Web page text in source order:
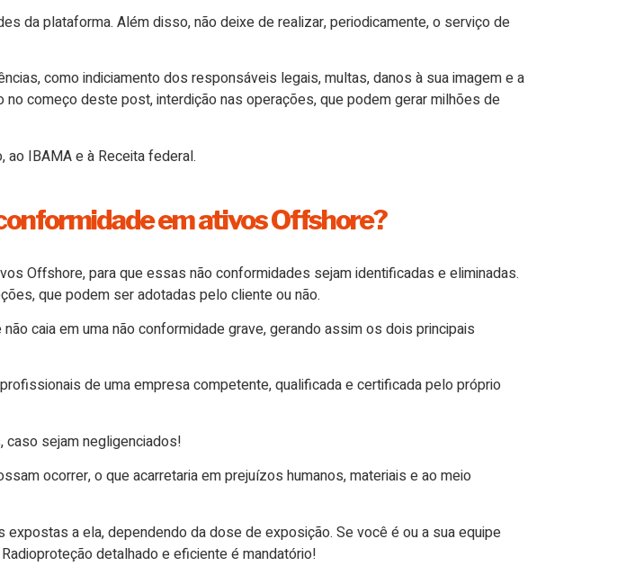
da plataforma. Além disso, não deixe de realizar, periodicamente, o serviço de
como indiciamento dos responsáveis legais, multas, danos à sua imagem e a
começo deste post, interdição nas operações, que podem gerar milhões de
ao IBAMA e à Receita federal.
em ativos Offshore?
Offshore, para que essas não conformidades sejam identificadas e eliminadas.
que podem ser adotadas pelo cliente ou não.
caia em uma não conformidade grave, gerando assim os dois principais
de uma empresa competente, qualificada e certificada pelo próprio
sejam negligenciados!
ocorrer, o que acarretaria em prejuízos humanos, materiais e ao meio
a ela, dependendo da dose de exposição. Se você é ou a sua equipe
detalhado e eficiente é mandatório!